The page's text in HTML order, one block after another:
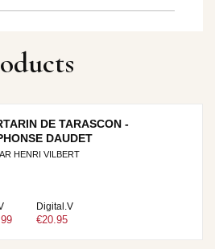
DE TARASCON -
DAUDET
HENRI VILBERT
Digital.V
€20.95